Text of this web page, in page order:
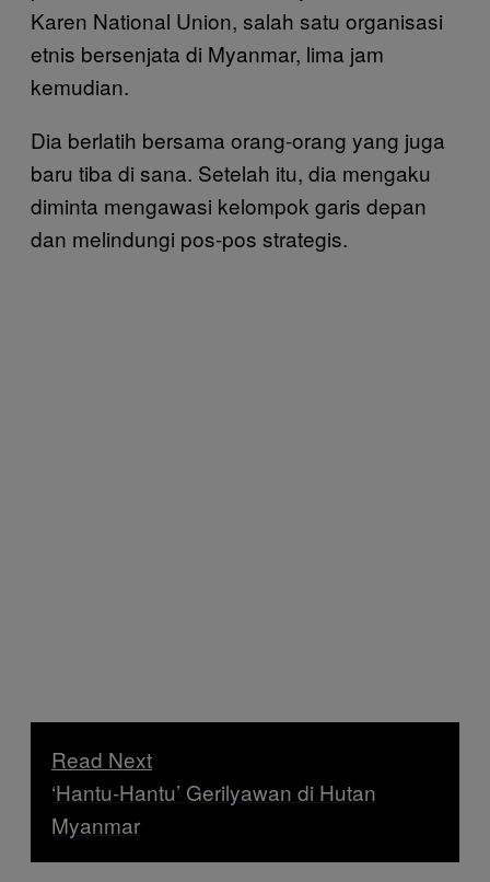
Karen National Union, salah satu organisasi
etnis bersenjata di Myanmar, lima jam
kemudian.
Dia berlatih bersama orang-orang yang juga
baru tiba di sana. Setelah itu, dia mengaku
diminta mengawasi kelompok garis depan
dan melindungi pos-pos strategis.
Read Next
‘Hantu-Hantu’ Gerilyawan di Hutan
Myanmar